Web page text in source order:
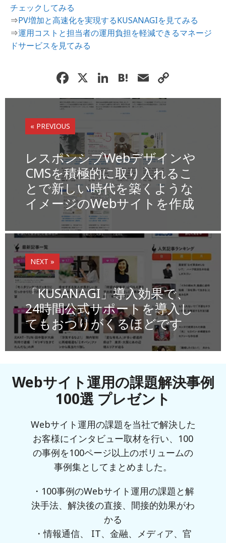
チェックしてみる
⇒PV増加と高速化を実現するKUSANAGIを見てみる
⇒運用コストと担当者の運用負担を軽減できるマネージ
ドサービスを見てみる
F
a
c
b
o
o
k
X Li
n
k
dI
n
H
at
e
a
E
m
ai
o
n
k
« PREVIOUS
レスポンシブWebデザインや
CMSを積極的に取り入れるこ
とで新しい時代を築くような
イメージのWebサイトを作成
NEXT »
「KUSANAGI」導入効果で、
24時間公式サポートを導入し
てもおつりがくるほどです
Webサイト運用の課題解決事例
100選 プレゼント
Webサイト運用の課題を当社で解決した
お客様にインタビュー取材を行い、100
の事例を100ページ以上のボリュームの
事例集としてまとめました。
・100事例のWebサイト運用の課題と解
決手法、解決後の直接、間接的効果がわ
かる
・情報通信、 IT、金融、メディア、官